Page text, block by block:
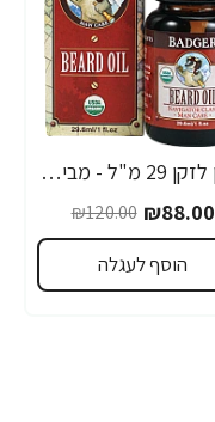
שמן לזקן 29 מ"ל - מבית Badger
₪88.00
₪120.00
הוסף לעגלה